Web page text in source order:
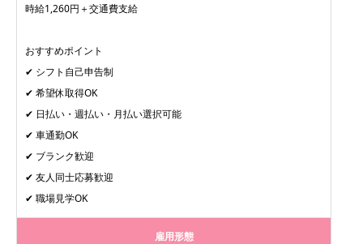
時給1,260円＋交通費支給
おすすめポイント
✔ シフト自己申告制
✔ 希望休取得OK
✔ 日払い・週払い・月払い選択可能
✔ 車通勤OK
✔ ブランク歓迎
✔ 友人同士応募歓迎
✔ 職場見学OK
雇用形態